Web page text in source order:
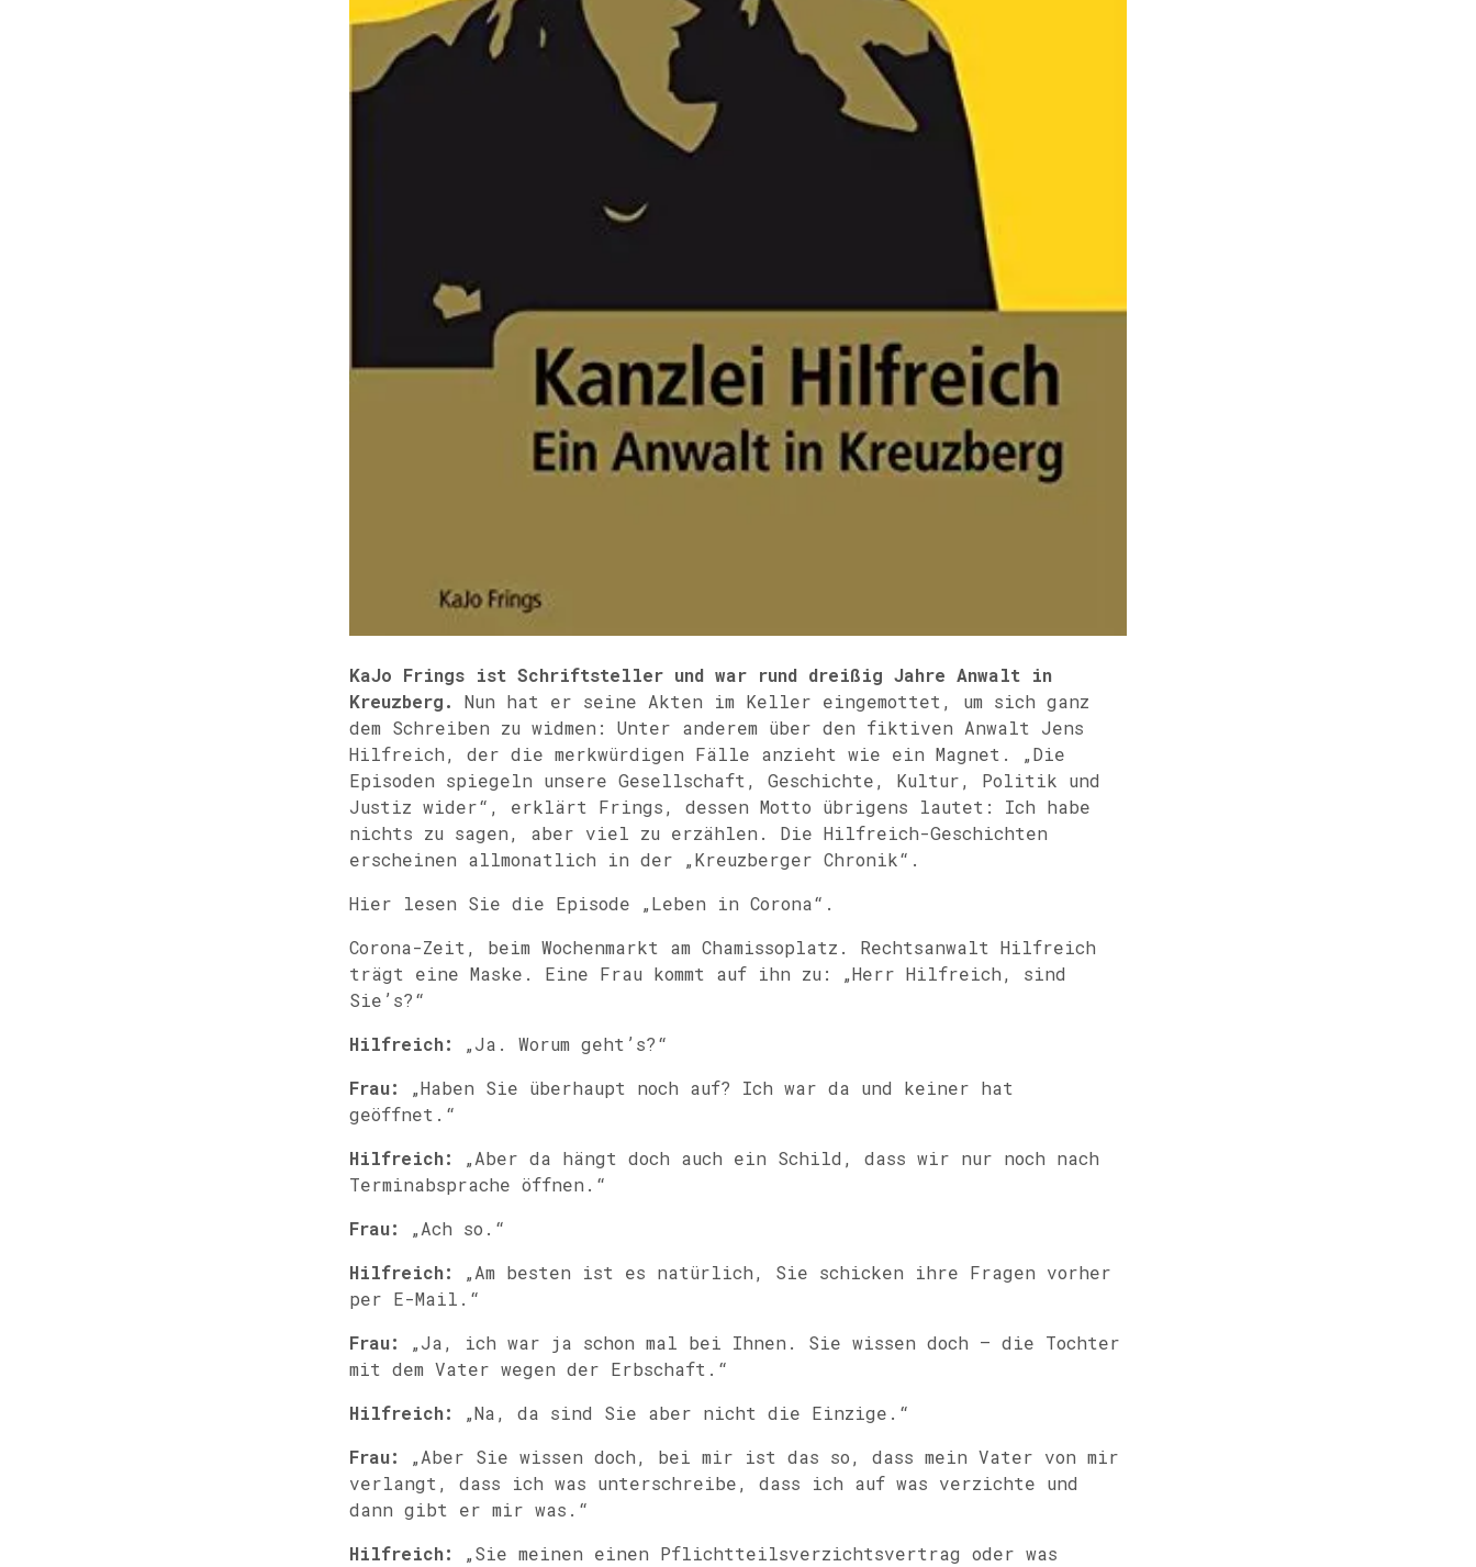
KaJo Frings ist Schriftsteller und war rund dreißig Jahre Anwalt in
Kreuzberg.
Nun hat er seine Akten im Keller eingemottet, um sich ganz
dem Schreiben zu widmen: Unter anderem über den fiktiven Anwalt Jens
Hilfreich, der die merkwürdigen Fälle anzieht wie ein Magnet. „Die
Episoden spiegeln unsere Gesellschaft, Geschichte, Kultur, Politik und
Justiz wider“, erklärt Frings, dessen Motto übrigens lautet: Ich habe
nichts zu sagen, aber viel zu erzählen. Die Hilfreich-Geschichten
erscheinen allmonatlich in der „Kreuzberger Chronik“.
Hier lesen Sie die Episode „Leben in Corona“.
Corona-Zeit, beim Wochenmarkt am Chamissoplatz. Rechtsanwalt Hilfreich
trägt eine Maske. Eine Frau kommt auf ihn zu: „Herr Hilfreich, sind
Sie’s?“
Hilfreich:
„Ja. Worum geht’s?“
Frau:
„Haben Sie überhaupt noch auf? Ich war da und keiner hat
geöffnet.“
Hilfreich:
„Aber da hängt doch auch ein Schild, dass wir nur noch nach
Terminabsprache öffnen.“
Frau:
„Ach so.“
Hilfreich:
„Am besten ist es natürlich, Sie schicken ihre Fragen vorher
per E-Mail.“
Frau:
„Ja, ich war ja schon mal bei Ihnen. Sie wissen doch – die Tochter
mit dem Vater wegen der Erbschaft.“
Hilfreich:
„Na, da sind Sie aber nicht die Einzige.“
Frau:
„Aber Sie wissen doch, bei mir ist das so, dass mein Vater von mir
verlangt, dass ich was unterschreibe, dass ich auf was verzichte und
dann gibt er mir was.“
Hilfreich:
„Sie meinen einen Pflichtteilsverzichtsvertrag oder was